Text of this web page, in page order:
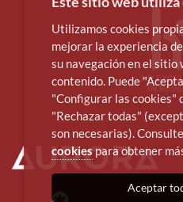
Utilizamos cookies
mejorar la experiencia
su navegación en el sitio
contenido. Puede
"Configurar las cookies"
"Rechazar todas"
son necesarias). Consulte
cookies para obtener
Aceptar